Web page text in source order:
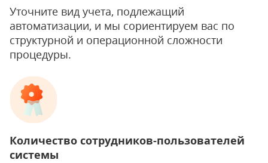
Уточните вид учета, подлежащий
автоматизации, и мы сориентируем вас по
структурной и операционной сложности
процедуры.
Количество сотрудников-пользователей
системы